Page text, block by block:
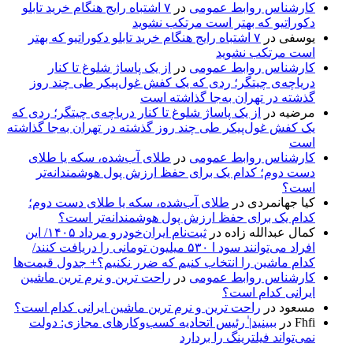
کارشناس روابط عمومی در
۷ اشتباه رایج هنگام خرید تابلو
دکوراتیو که بهتر است مرتکب نشوید
یوسفی در
۷ اشتباه رایج هنگام خرید تابلو دکوراتیو که بهتر
است مرتکب نشوید
کارشناس روابط عمومی در
از یک پاساژ شلوغ تا کنار
دریاچه‌ی چیتگر؛ ردی که یک کفش غول‌پیکر طی چند روز
گذشته در تهران به‌جا گذاشته است
مرضیه در
از یک پاساژ شلوغ تا کنار دریاچه‌ی چیتگر؛ ردی که
یک کفش غول‌پیکر طی چند روز گذشته در تهران به‌جا گذاشته
است
کارشناس روابط عمومی در طلای آب‌شده، سکه یا طلای
دست دوم؛ کدام یک برای حفظ ارزش پول هوشمندانه‌تر
است؟
کیا جهانمردی در طلای آب‌شده، سکه یا طلای دست دوم؛
کدام یک برای حفظ ارزش پول هوشمندانه‌تر است؟
کمال عبدالله زاده در
ثبت‌نام ایران‌خودرو مرداد ۱۴۰۵/ این
افراد می‌توانند سود ا ۵۳۰ میلیون تومانی را دریافت کنند/
کدام ماشین را انتخاب کنیم که ضرر نکنیم؟+ جدول قیمت‌ها
کارشناس روابط عمومی در راحت ترین و نرم ترین ماشین
ایرانی کدام است؟
مسعود در راحت ترین و نرم ترین ماشین ایرانی کدام است؟
Fhfi در ببینید| ٰرئیس اتحادیه کسب‌وکارهای مجازی: دولت
نمی‌تواند فیلترینگ را بردارد